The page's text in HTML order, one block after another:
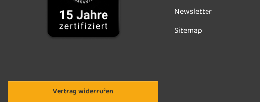
Newsletter
Sitemap
Vertrag widerrufen